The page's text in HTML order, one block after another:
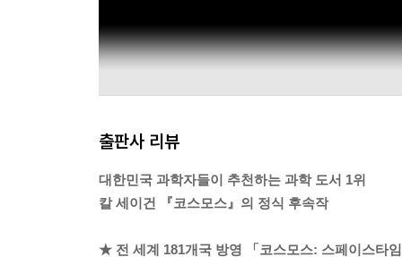
출판사 리뷰
대한민국 과학자들이 추천하는 과학 도서 1위
칼 세이건 『코스모스』의 정식 후속작
★ 전 세계 181개국 방영 「코스모스: 스페이스타